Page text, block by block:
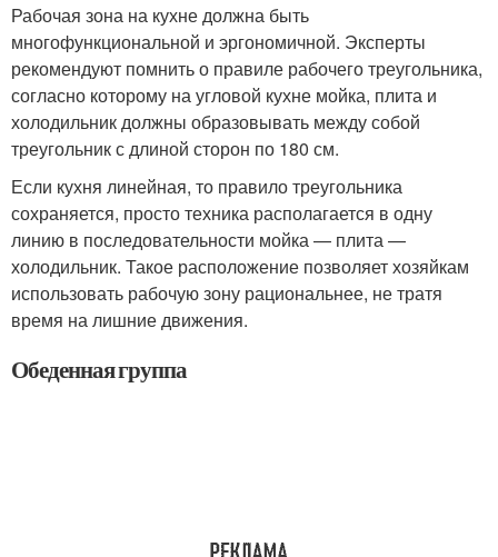
Рабочая зона на кухне должна быть
многофункциональной и эргономичной. Эксперты
рекомендуют помнить о правиле рабочего треугольника,
согласно которому на угловой кухне мойка, плита и
холодильник должны образовывать между собой
треугольник с длиной сторон по 180 см.
Если кухня линейная, то правило треугольника
сохраняется, просто техника располагается в одну
линию в последовательности мойка — плита —
холодильник. Такое расположение позволяет хозяйкам
использовать рабочую зону рациональнее, не тратя
время на лишние движения.
Обеденная группа